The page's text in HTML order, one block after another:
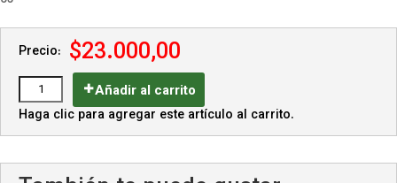
Precio: $23.000,00
Añadir al carrito
Haga clic para agregar este artículo al carrito.